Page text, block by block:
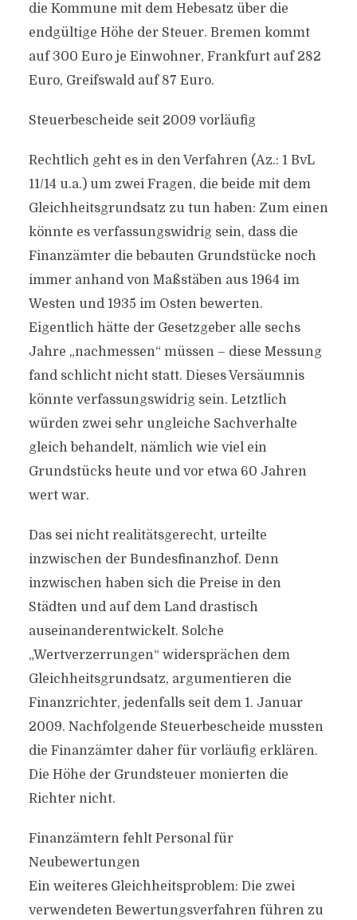
die Kommune mit dem Hebesatz über die
endgültige Höhe der Steuer. Bremen kommt
auf 300 Euro je Einwohner, Frankfurt auf 282
Euro, Greifswald auf 87 Euro.
Steuerbescheide seit 2009 vorläufig
Rechtlich geht es in den Verfahren (Az.: 1 BvL
11/14 u.a.) um zwei Fragen, die beide mit dem
Gleichheitsgrundsatz zu tun haben: Zum einen
könnte es verfassungswidrig sein, dass die
Finanzämter die bebauten Grundstücke noch
immer anhand von Maßstäben aus 1964 im
Westen und 1935 im Osten bewerten.
Eigentlich hätte der Gesetzgeber alle sechs
Jahre „nachmessen“ müssen – diese Messung
fand schlicht nicht statt. Dieses Versäumnis
könnte verfassungswidrig sein. Letztlich
würden zwei sehr ungleiche Sachverhalte
gleich behandelt, nämlich wie viel ein
Grundstücks heute und vor etwa 60 Jahren
wert war.
Das sei nicht realitätsgerecht, urteilte
inzwischen der Bundesfinanzhof. Denn
inzwischen haben sich die Preise in den
Städten und auf dem Land drastisch
auseinanderentwickelt. Solche
„Wertverzerrungen“ widersprächen dem
Gleichheitsgrundsatz, argumentieren die
Finanzrichter, jedenfalls seit dem 1. Januar
2009. Nachfolgende Steuerbescheide mussten
die Finanzämter daher für vorläufig erklären.
Die Höhe der Grundsteuer monierten die
Richter nicht.
Finanzämtern fehlt Personal für
Neubewertungen
Ein weiteres Gleichheitsproblem: Die zwei
verwendeten Bewertungsverfahren führen zu